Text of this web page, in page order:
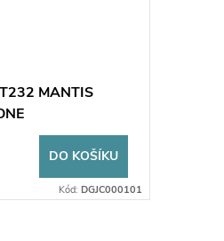
MANTIS
DO KOŠÍKU
Kód: DGJC000101